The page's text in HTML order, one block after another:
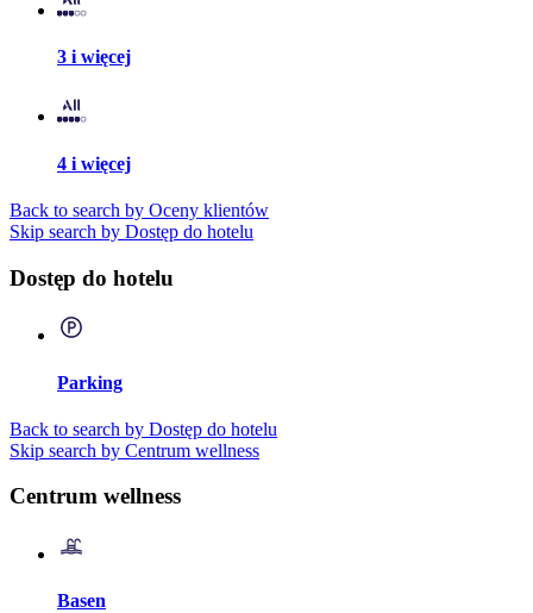
3 i więcej
4 i więcej
Back to search by Oceny klientów
Skip search by Dostęp do hotelu
Dostęp do hotelu
Parking
Back to search by Dostęp do hotelu
Skip search by Centrum wellness
Centrum wellness
Basen